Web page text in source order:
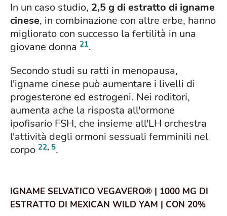
In un caso studio, 2,5 g di estratto di igname
cinese, in combinazione con altre erbe, hanno
migliorato con successo la fertilità in una
giovane donna 21.
Secondo studi su ratti in menopausa,
l'igname cinese può aumentare i livelli di
progesterone ed estrogeni. Nei roditori,
aumenta ache la risposta all'ormone
ipofisario FSH, che insieme all'LH orchestra
l'attività degli ormoni sessuali femminili nel
corpo 22, 5.
IGNAME SELVATICO VEGAVERO® | 1000 MG DI
ESTRATTO DI MEXICAN WILD YAM | CON 20%